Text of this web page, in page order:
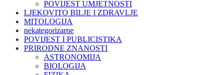
POVIJEST UMJETNOSTI
LJEKOVITO BILJE I ZDRAVLJE
MITOLOGIJA
nekategorizarne
POVIJEST I PUBLICISTIKA
PRIRODNE ZNANOSTI
ASTRONOMIJA
BIOLOGIJA